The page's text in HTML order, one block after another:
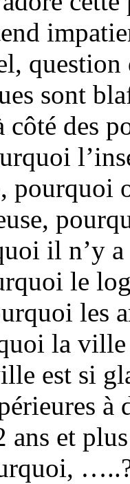
sont
côté des
pourquoi
il n’y a
le
les
la ville
est si
ans et